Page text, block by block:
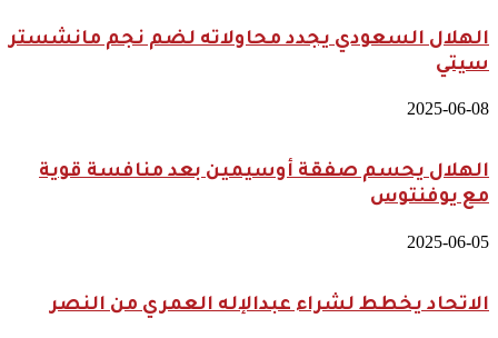
الهلال السعودي يجدد محاولاته لضم نجم مانشستر
سيتي
2025-06-08
الهلال يحسم صفقة أوسيمين بعد منافسة قوية
مع يوفنتوس
2025-06-05
الاتحاد يخطط لشراء عبدالإله العمري من النصر